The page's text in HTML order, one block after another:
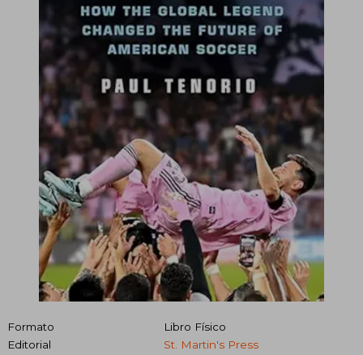
Formato
Libro Físico
Editorial
St. Martin's Press